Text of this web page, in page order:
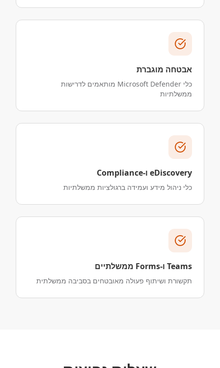
אבטחה מוגברת
כלי Microsoft Defender מותאמים לדרישות
ממשלתיות
eDiscovery ו-Compliance
כלי ניהול מידע ועמידה ברגולציות ממשלתיות
Teams ו-Forms ממשלתיים
תקשורת ושיתוף פעולה מאובטחים בסביבה ממשלתית